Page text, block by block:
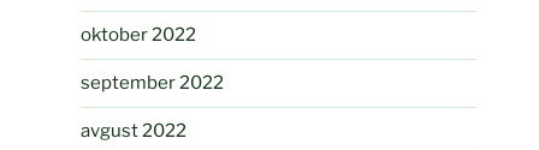
oktober 2022
september 2022
avgust 2022